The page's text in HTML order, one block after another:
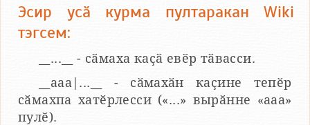
Эсир усӑ курма пултаракан Wiki
тэгсем:
__...__ - сӑмаха каҫӑ евӗр тӑвасси.
__aaa|...__ - сӑмахӑн каҫине тепӗр
сӑмахпа хатӗрлесси («...» вырӑнне «ааа»
пулӗ).